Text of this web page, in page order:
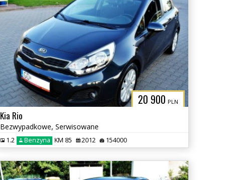
20 900 PLN
Kia Rio
Bezwypadkowe, Serwisowane
1.2 Benzyna KM 85 2012 154000